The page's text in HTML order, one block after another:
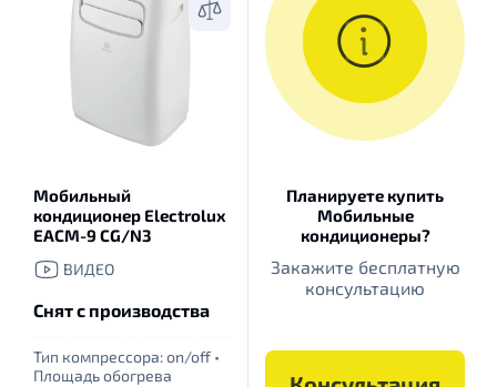
Мобильный
кондиционер Electrolux
EACM-9 CG/N3
ВИДЕО
Снят с производства
Тип компрессора: оn/off •
Площадь обогрева
Планируете купить
Мобильные
кондиционеры?
Закажите бесплатную
консультацию